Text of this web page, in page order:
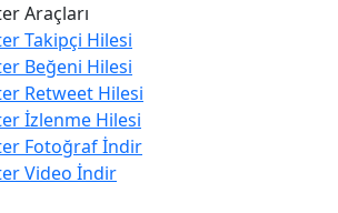
Araçları
Takipçi Hilesi
Beğeni Hilesi
Retweet Hilesi
İzlenme Hilesi
Fotoğraf İndir
Video İndir